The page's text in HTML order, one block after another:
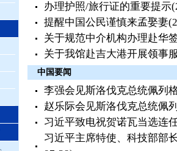
办理护照/旅行证的重要提示
提醒中国公民谨慎来孟娶妻
关于规范中介机构办理赴华
关于我馆赴吉大港开展领事
中国要闻
李强会见斯洛伐克总统佩列
赵乐际会见斯洛伐克总统佩
习近平致电祝贺诺瓦当选连
习近平主席特使、科技部部